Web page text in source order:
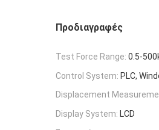
Προδιαγραφές
Test Force Range: 0.5-
Control System: PLC,
Displacement
Display System: LCD